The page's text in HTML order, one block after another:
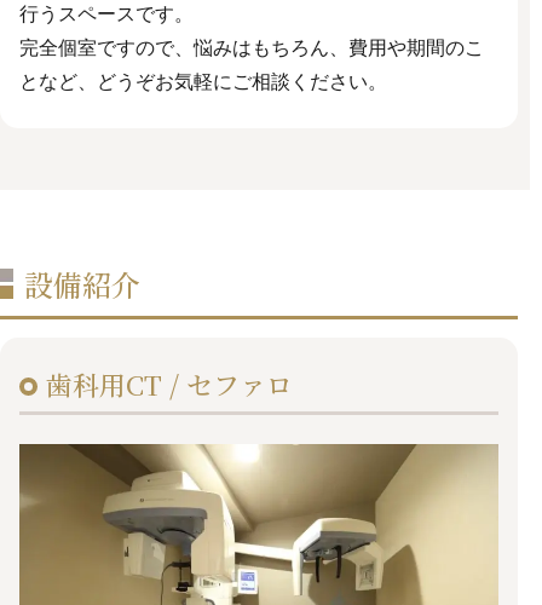
行うスペースです。
完全個室ですので、悩みはもちろん、費用や期間のこ
となど、どうぞお気軽にご相談ください。
設備紹介
歯科用CT / セファロ